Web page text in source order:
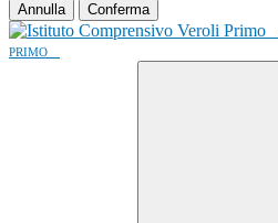
Annulla Conferma
PRIMO